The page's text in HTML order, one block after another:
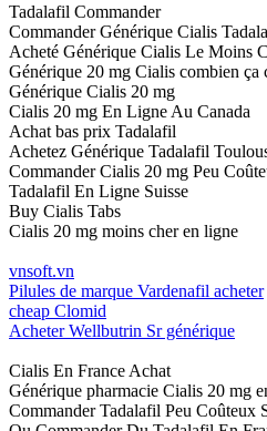
Tadalafil Commander
Commander Générique Cialis
Acheté Générique Cialis Le Moins
Générique 20 mg Cialis combien ça
Générique Cialis 20 mg
Cialis 20 mg En Ligne Au Canada
Achat bas prix Tadalafil
Achetez Générique Tadalafil
Commander Cialis 20 mg Peu
Tadalafil En Ligne Suisse
Buy Cialis Tabs
Cialis 20 mg moins cher en ligne
vnsoft.vn
Pilules de marque Vardenafil acheter
cheap Clomid
Acheter Wellbutrin Sr générique
Cialis En France Achat
Générique pharmacie Cialis 20 mg
Commander Tadalafil Peu Coûteux